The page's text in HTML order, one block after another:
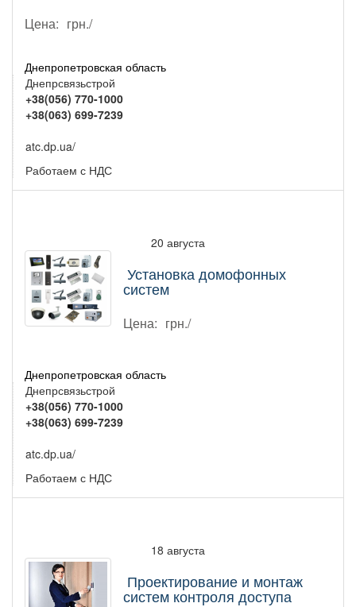
Цена: грн./
Днепропетровская область
Днепрсвязьстрой
+38(056) 770-1000
+38(063) 699-7239
atc.dp.ua/
Работаем с НДС
20 августа
Установка домофонных
систем
Цена: грн./
Днепропетровская область
Днепрсвязьстрой
+38(056) 770-1000
+38(063) 699-7239
atc.dp.ua/
Работаем с НДС
18 августа
Проектирование и монтаж
систем контроля доступа